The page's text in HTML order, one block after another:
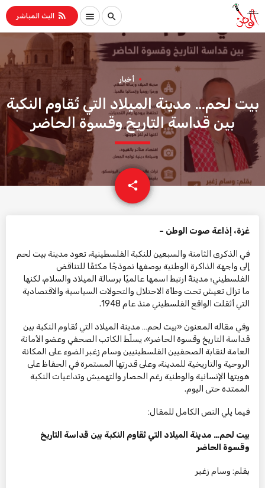
search
menu
rss_feed البث المباشر
أخبار
بيت لحم… مدينة الميلاد التي تُقاوم النكبة
بين قداسة التاريخ وقسوة الحاضر
share
email
غزة، إذاعة صوت الوطن –
في الذكرى الثامنة والسبعين للنكبة الفلسطينية، تعود مدينة بيت لحم
إلى واجهة الذاكرة الوطنية بوصفها نموذجًا مكثفًا للتناقض
الفلسطيني؛ مدينةٌ ارتبط اسمها عالميًا برسالة الميلاد والسلام، لكنها
ما تزال تعيش تحت وطأة الاحتلال والتحولات السياسية والاقتصادية
التي أثقلت الواقع الفلسطيني منذ عام 1948.
وفي مقاله المعنون «بيت لحم… مدينة الميلاد التي تُقاوم النكبة بين
قداسة التاريخ وقسوة الحاضر»، يسلّط الكاتب الصحفي وعضو الأمانة
العامة لنقابة الصحفيين الفلسطينيين وسام زغبر الضوء على المكانة
الروحية والتاريخية للمدينة، وعلى قدرتها المستمرة في الحفاظ على
هويتها الإنسانية والوطنية رغم الحصار والتهميش وتداعيات النكبة
الممتدة حتى اليوم.
فيما يلي النص الكامل للمقال:
بيت لحم… مدينة الميلاد التي تُقاوم النكبة بين قداسة التاريخ
وقسوة الحاضر
بقلم: وسام زغبر